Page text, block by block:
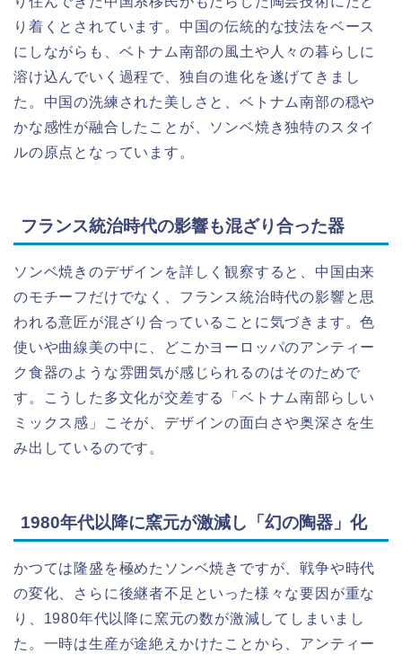
り着くとされています。中国の伝統的な技法をベース
にしながらも、ベトナム南部の風土や人々の暮らしに
溶け込んでいく過程で、独自の進化を遂げてきまし
た。中国の洗練された美しさと、ベトナム南部の穏や
かな感性が融合したことが、ソンベ焼き独特のスタイ
ルの原点となっています。
フランス統治時代の影響も混ざり合った器
ソンベ焼きのデザインを詳しく観察すると、中国由来
のモチーフだけでなく、フランス統治時代の影響と思
われる意匠が混ざり合っていることに気づきます。色
使いや曲線美の中に、どこかヨーロッパのアンティー
ク食器のような雰囲気が感じられるのはそのためで
す。こうした多文化が交差する「ベトナム南部らしい
ミックス感」こそが、デザインの面白さや奥深さを生
み出しているのです。
1980年代以降に窯元が激減し「幻の陶器」化
かつては隆盛を極めたソンベ焼きですが、戦争や時代
の変化、さらに後継者不足といった様々な要因が重な
り、1980年代以降に窯元の数が激減してしまいまし
た。一時は生産が途絶えかけたことから、アンティー